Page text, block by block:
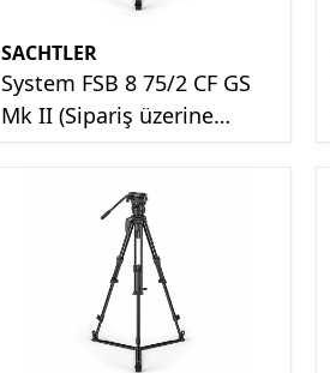
SACHTLER
System FSB 8 75/2 CF GS
Mk II (Sipariş üzerine